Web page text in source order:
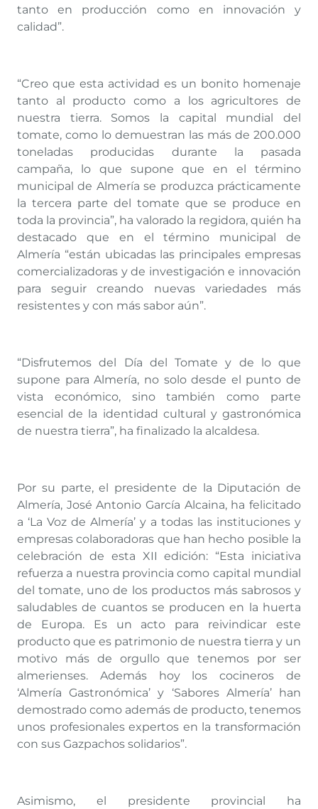
tanto en producción como en innovación y
calidad”.
“Creo que esta actividad es un bonito homenaje
tanto al producto como a los agricultores de
nuestra tierra. Somos la capital mundial del
tomate, como lo demuestran las más de 200.000
toneladas producidas durante la pasada
campaña, lo que supone que en el término
municipal de Almería se produzca prácticamente
la tercera parte del tomate que se produce en
toda la provincia”, ha valorado la regidora, quién ha
destacado que en el término municipal de
Almería “están ubicadas las principales empresas
comercializadoras y de investigación e innovación
para seguir creando nuevas variedades más
resistentes y con más sabor aún”.
“Disfrutemos del Día del Tomate y de lo que
supone para Almería, no solo desde el punto de
vista económico, sino también como parte
esencial de la identidad cultural y gastronómica
de nuestra tierra”, ha finalizado la alcaldesa.
Por su parte, el presidente de la Diputación de
Almería, José Antonio García Alcaina, ha felicitado
a ‘La Voz de Almería’ y a todas las instituciones y
empresas colaboradoras que han hecho posible la
celebración de esta XII edición: “Esta iniciativa
refuerza a nuestra provincia como capital mundial
del tomate, uno de los productos más sabrosos y
saludables de cuantos se producen en la huerta
de Europa. Es un acto para reivindicar este
producto que es patrimonio de nuestra tierra y un
motivo más de orgullo que tenemos por ser
almerienses. Además hoy los cocineros de
‘Almería Gastronómica’ y ‘Sabores Almería’ han
demostrado como además de producto, tenemos
unos profesionales expertos en la transformación
con sus Gazpachos solidarios”.
Asimismo, el presidente provincial ha